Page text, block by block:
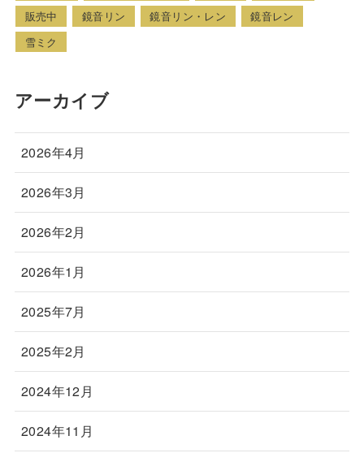
販売中
鏡音リン 鏡音リン・レン
鏡音レン
雪ミク
アーカイブ
2026年4月
2026年3月
2026年2月
2026年1月
2025年7月
2025年2月
2024年12月
2024年11月